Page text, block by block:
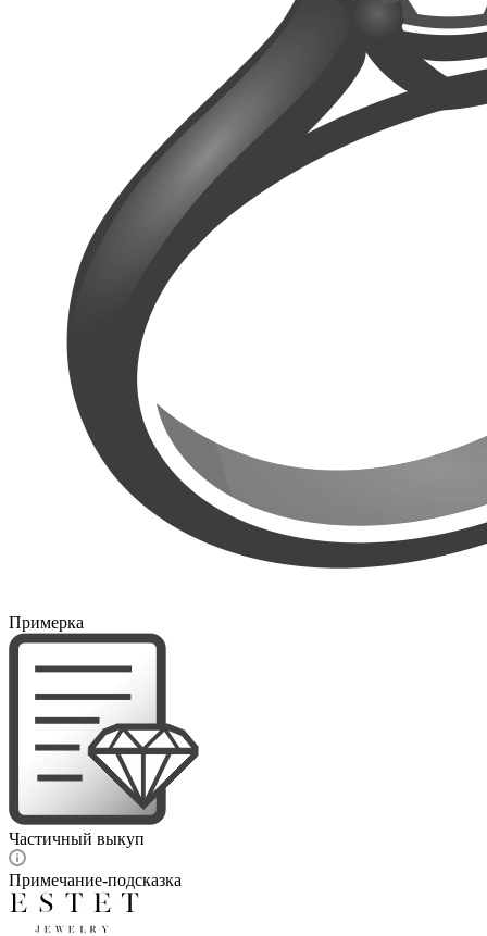
Примерка
Частичный выкуп
Примечание-подсказка